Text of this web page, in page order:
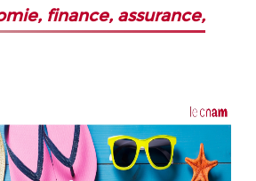
finance, assurance,